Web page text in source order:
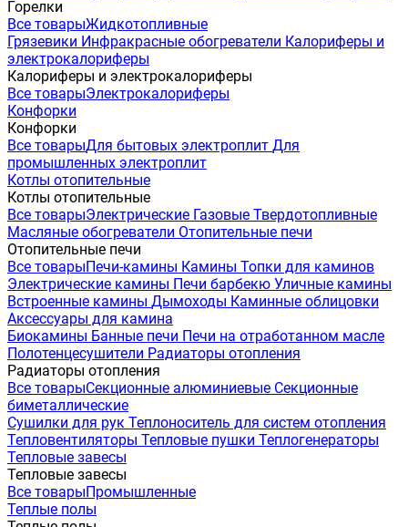
Горелки
Все товарыЖидкотопливные
Грязевики Инфракрасные обогреватели Калориферы и
электрокалориферы
Калориферы и электрокалориферы
Все товарыЭлектрокалориферы
Конфорки
Конфорки
Все товарыДля бытовых электроплит Для
промышленных электроплит
Котлы отопительные
Котлы отопительные
Все товарыЭлектрические Газовые Твердотопливные
Масляные обогреватели Отопительные печи
Отопительные печи
Все товарыПечи-камины Камины Топки для каминов
Электрические камины Печи барбекю Уличные камины
Встроенные камины Дымоходы Каминные облицовки
Аксессуары для камина
Биокамины Банные печи Печи на отработанном масле
Полотенцесушители Радиаторы отопления
Радиаторы отопления
Все товарыСекционные алюминиевые Секционные
биметаллические
Сушилки для рук Теплоноситель для систем отопления
Тепловентиляторы Тепловые пушки Теплогенераторы
Тепловые завесы
Тепловые завесы
Все товарыПромышленные
Теплые полы